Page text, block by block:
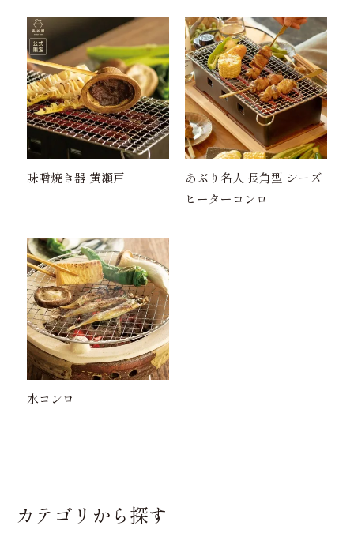
味噌焼き器 黄瀬戸
あぶり名人 長角型 シーズ
ヒーターコンロ
水コンロ
カテゴリから探す